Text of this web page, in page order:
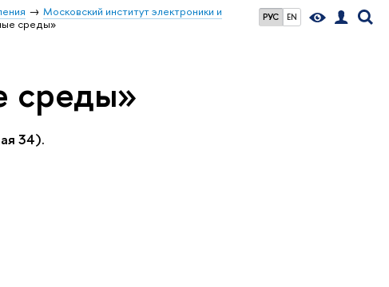
РУС EN
Московский институт электроники и
среды»
среды»
34).